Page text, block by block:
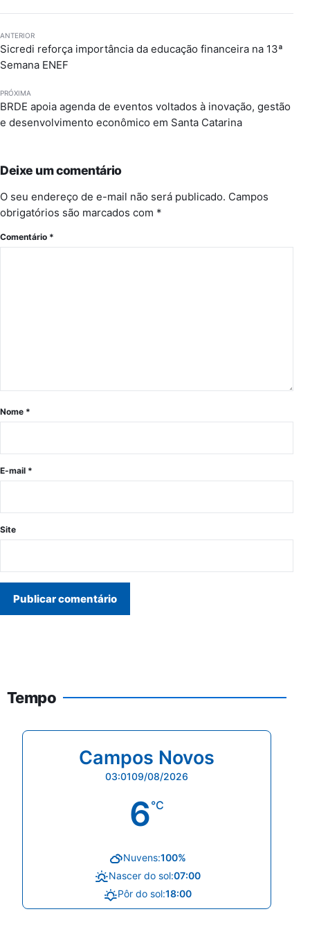
ANTERIOR
Sicredi reforça importância da educação financeira na 13ª
Semana ENEF
PRÓXIMA
BRDE apoia agenda de eventos voltados à inovação, gestão
e desenvolvimento econômico em Santa Catarina
Deixe um comentário
O seu endereço de e-mail não será publicado. Campos
obrigatórios são marcados com *
Comentário *
Nome *
E-mail *
Site
Tempo
Campos Novos
03:0109/08/2026
6°C
Nuvens:100%
Nascer do sol:07:00
Pôr do sol:18:00